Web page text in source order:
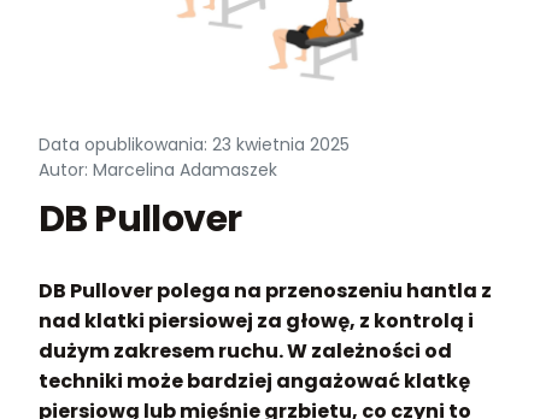
Data opublikowania: 23 kwietnia 2025
Autor: Marcelina Adamaszek
DB Pullover
DB Pullover polega na przenoszeniu hantla z
nad klatki piersiowej za głowę, z kontrolą i
dużym zakresem ruchu. W zależności od
techniki może bardziej angażować klatkę
piersiową lub mięśnie grzbietu, co czyni to